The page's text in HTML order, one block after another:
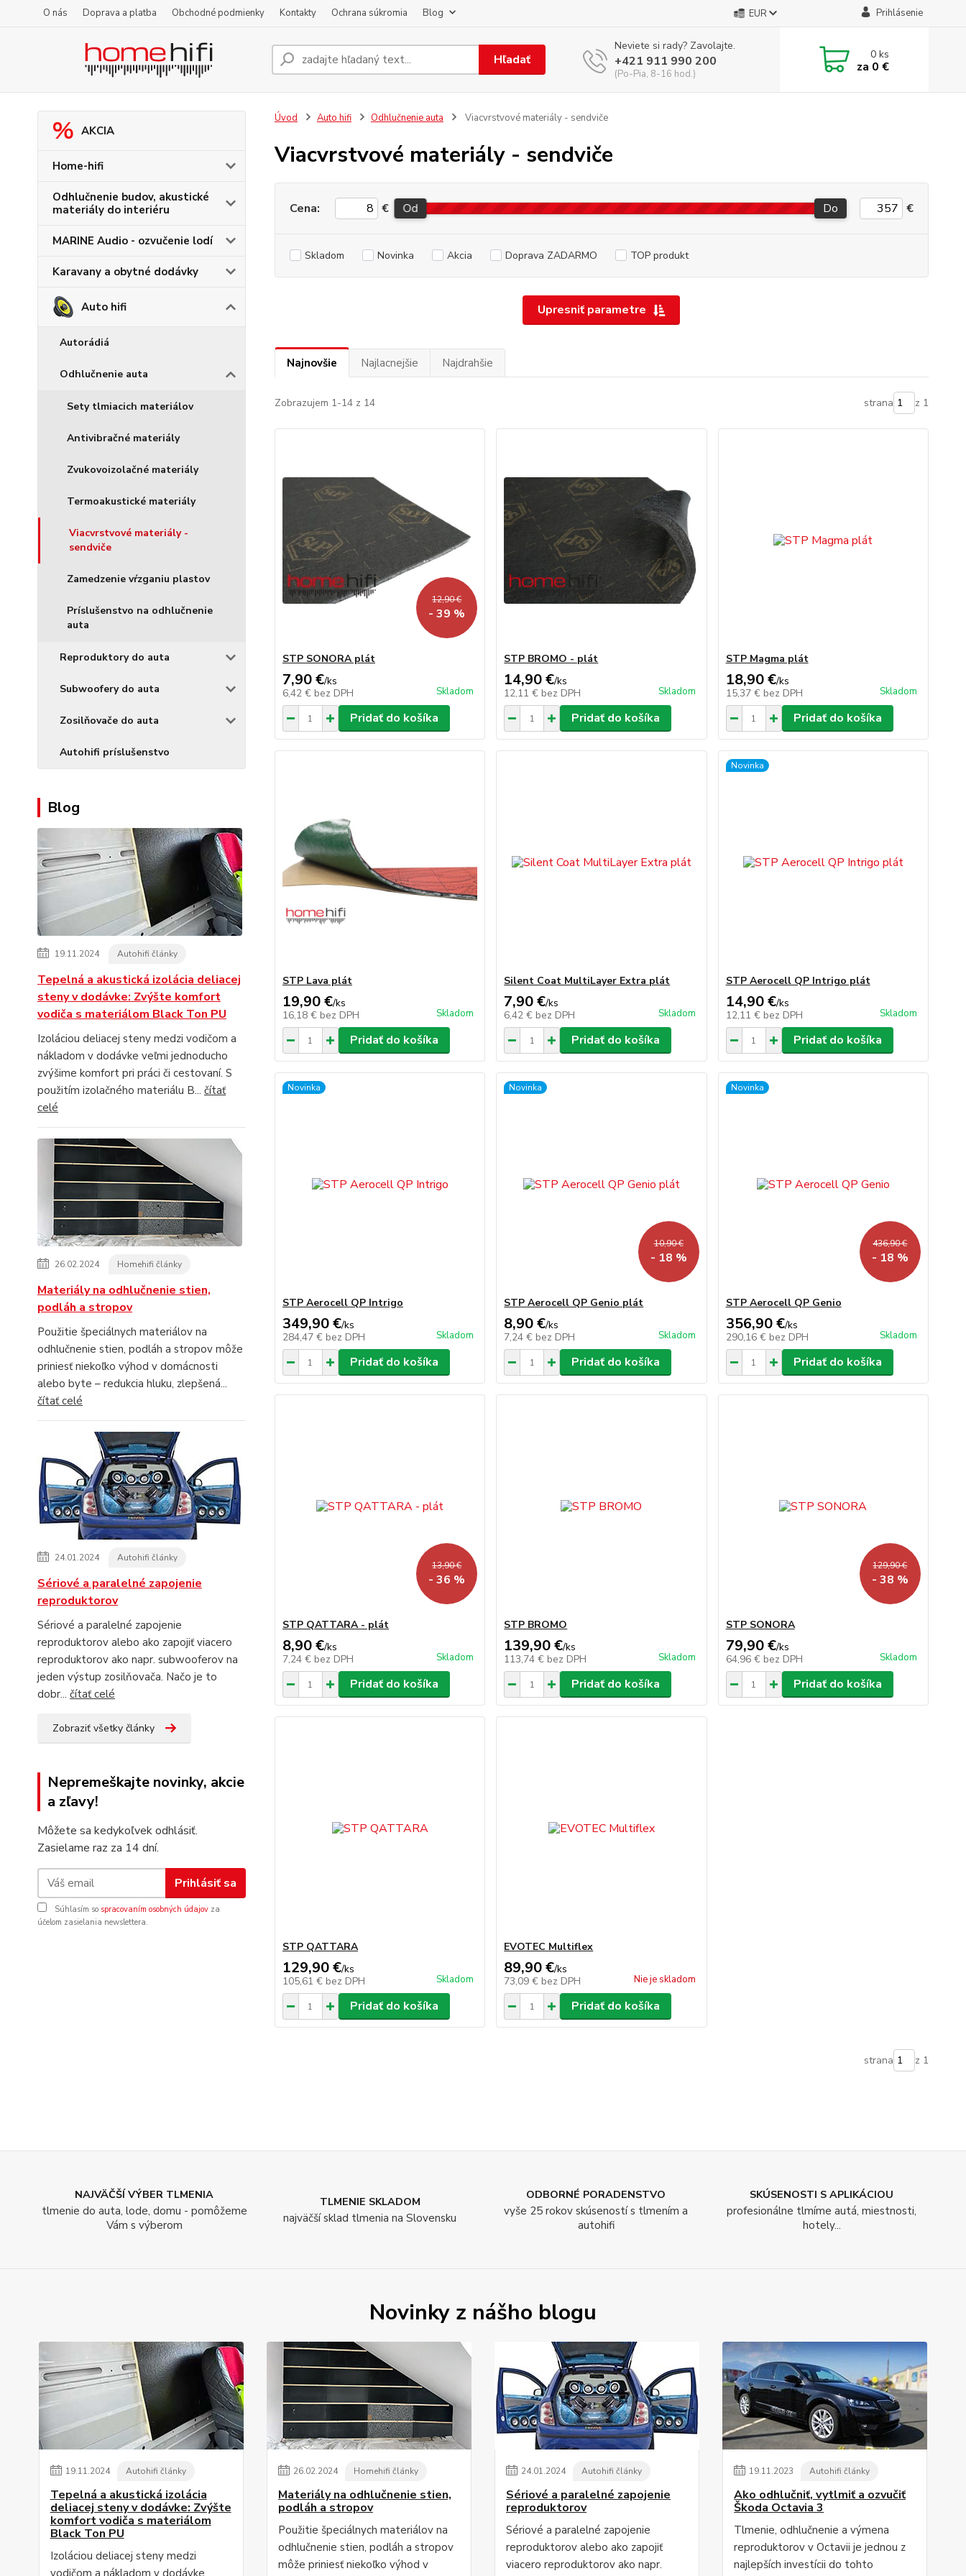
O nás Doprava a platba Obchodné podmienky Kontakty Ochrana súkromia Blog EUR Prihlásenie
Hľadať
Neviete si rady? Zavolajte.
+421 911 990 200
(Po-Pia, 8-16 hod.)
0ks
za 0 €
AKCIA
Home-hifi
Odhlučnenie budov, akustické
materiály do interiéru
MARINE Audio - ozvučenie lodí
Karavany a obytné dodávky
Auto hifi
Autorádiá
Odhlučnenie auta
Sety tlmiacich materiálov
Antivibračné materiály
Zvukovoizolačné materiály
Termoakustické materiály
Viacvrstvové materiály -
sendviče
Zamedzenie vŕzganiu plastov
Príslušenstvo na odhlučnenie
auta
Reproduktory do auta
Subwoofery do auta
Zosilňovače do auta
Autohifi príslušenstvo
Blog
19.11.2024 Autohifi články
Tepelná a akustická izolácia deliacej
steny v dodávke: Zvýšte komfort
vodiča s materiálom Black Ton PU
Izoláciou deliacej steny medzi vodičom a
nákladom v dodávke veľmi jednoducho
zvýšime komfort pri práci či cestovaní. S
použitím izolačného materiálu B... čítať
celé
26.02.2024 Homehifi články
Materiály na odhlučnenie stien,
podláh a stropov
Použitie špeciálnych materiálov na
odhlučnenie stien, podláh a stropov môže
priniesť niekoľko výhod v domácnosti
alebo byte – redukcia hluku, zlepšená...
čítať celé
24.01.2024 Autohifi články
Sériové a paralelné zapojenie
reproduktorov
Sériové a paralelné zapojenie
reproduktorov alebo ako zapojiť viacero
reproduktorov ako napr. subwooferov na
jeden výstup zosilňovača. Načo je to
dobr... čítať celé
Zobraziť všetky články
Nepremeškajte novinky, akcie
a zľavy!
Môžete sa kedykoľvek odhlásiť.
Zasielame raz za 14 dní.
Prihlásiť sa
Súhlasím so spracovaním osobných údajov za
účelom zasielania newslettera.
Úvod Auto hifi Odhlučnenie auta Viacvrstvové materiály - sendviče
Viacvrstvové materiály - sendviče
Upresniť parametre
Cena: € Od Do €
Skladom Novinka Akcia Doprava ZADARMO TOP produkt
Najnovšie Najlacnejšie Najdrahšie
Zobrazujem 1-14 z 14 strana z 1
12,90 €
- 39 %
STP SONORA plát
7,90 €/ks
6,42 € bez DPH Skladom
Pridať do košíka
STP BROMO - plát
14,90 €/ks
12,11 € bez DPH Skladom
Pridať do košíka
STP Magma plát
18,90 €/ks
15,37 € bez DPH Skladom
Pridať do košíka
STP Lava plát
19,90 €/ks
16,18 € bez DPH Skladom
Pridať do košíka
Silent Coat MultiLayer Extra plát
7,90 €/ks
6,42 € bez DPH Skladom
Pridať do košíka
Novinka
STP Aerocell QP Intrigo plát
14,90 €/ks
12,11 € bez DPH Skladom
Pridať do košíka
Novinka
STP Aerocell QP Intrigo
349,90 €/ks
284,47 € bez DPH Skladom
Pridať do košíka
Novinka
10,90 €
- 18 %
STP Aerocell QP Genio plát
8,90 €/ks
7,24 € bez DPH Skladom
Pridať do košíka
Novinka
436,90 €
- 18 %
STP Aerocell QP Genio
356,90 €/ks
290,16 € bez DPH Skladom
Pridať do košíka
13,90 €
- 36 %
STP QATTARA - plát
8,90 €/ks
7,24 € bez DPH Skladom
Pridať do košíka
STP BROMO
139,90 €/ks
113,74 € bez DPH Skladom
Pridať do košíka
129,90 €
- 38 %
STP SONORA
79,90 €/ks
64,96 € bez DPH Skladom
Pridať do košíka
STP QATTARA
129,90 €/ks
105,61 € bez DPH Skladom
Pridať do košíka
EVOTEC Multiflex
89,90 €/ks
73,09 € bez DPH Nie je skladom
Pridať do košíka
strana z 1
NAJVÄČŠÍ VÝBER TLMENIA
tlmenie do auta, lode, domu - pomôžeme
Vám s výberom
TLMENIE SKLADOM
najväčší sklad tlmenia na Slovensku
ODBORNÉ PORADENSTVO
vyše 25 rokov skúseností s tlmením a
autohifi
SKÚSENOSTI S APLIKÁCIOU
profesionálne tlmíme autá, miestnosti,
hotely...
Novinky z nášho blogu
19.11.2024 Autohifi články
Tepelná a akustická izolácia
deliacej steny v dodávke: Zvýšte
komfort vodiča s materiálom
Black Ton PU
Izoláciou deliacej steny medzi
vodičom a nákladom v dodávke
26.02.2024 Homehifi články
Materiály na odhlučnenie stien,
podláh a stropov
Použitie špeciálnych materiálov na
odhlučnenie stien, podláh a stropov
môže priniesť niekoľko výhod v
24.01.2024 Autohifi články
Sériové a paralelné zapojenie
reproduktorov
Sériové a paralelné zapojenie
reproduktorov alebo ako zapojiť
viacero reproduktorov ako napr.
19.11.2023 Autohifi články
Ako odhlučniť, vytlmiť a ozvučiť
Škoda Octavia 3
Tlmenie, odhlučnenie a výmena
reproduktorov v Octavii je jednou z
najlepších investícii do tohto